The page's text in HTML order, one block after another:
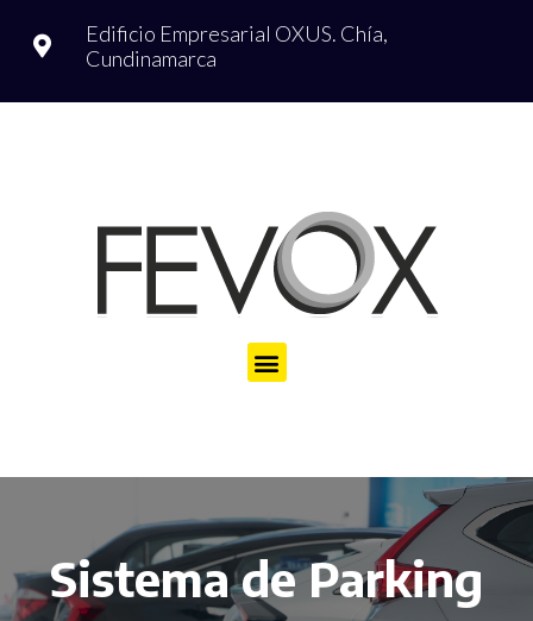
Edificio Empresarial OXUS. Chía,
Cundinamarca
Sistema de Parking